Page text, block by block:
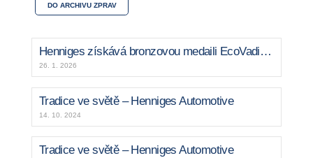
DO ARCHIVU ZPRAV
Henniges získává bronzovou medaili EcoVadis již čtvrtý rok po sobě
26. 1. 2026
Tradice ve světě – Henniges Automotive
14. 10. 2024
Tradice ve světě – Henniges Automotive